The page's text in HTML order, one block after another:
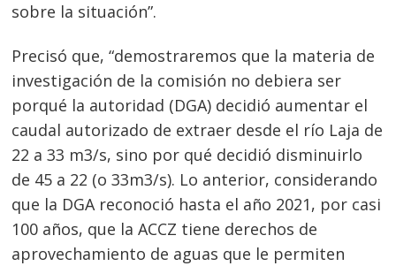
sobre la situación”.
Precisó que, “demostraremos que la materia de
investigación de la comisión no debiera ser
porqué la autoridad (DGA) decidió aumentar el
caudal autorizado de extraer desde el río Laja de
22 a 33 m3/s, sino por qué decidió disminuirlo
de 45 a 22 (o 33m3/s). Lo anterior, considerando
que la DGA reconoció hasta el año 2021, por casi
100 años, que la ACCZ tiene derechos de
aprovechamiento de aguas que le permiten